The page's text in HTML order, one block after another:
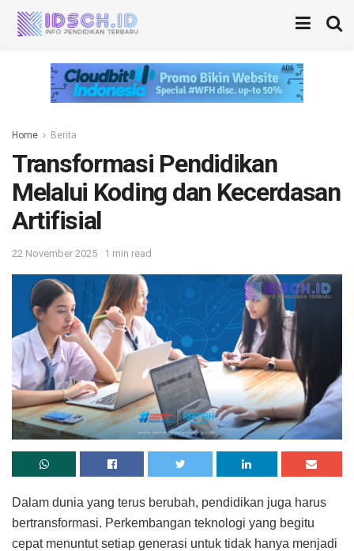
Home Berita
Transformasi Pendidikan
Melalui Koding dan Kecerdasan
Artifisial
22 November 2025 1 min read
Dalam dunia yang terus berubah, pendidikan juga harus
bertransformasi. Perkembangan teknologi yang begitu
cepat menuntut setiap generasi untuk tidak hanya menjadi